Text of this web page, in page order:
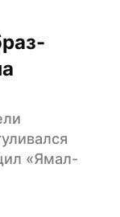
«Ямал-